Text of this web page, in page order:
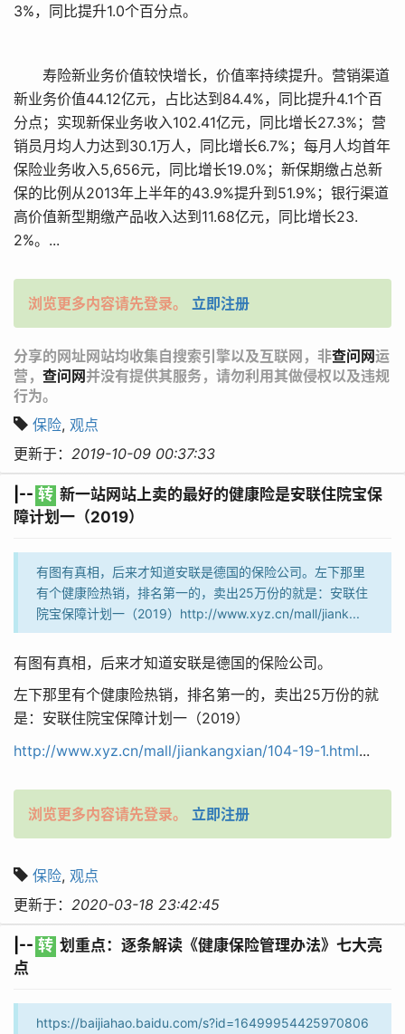
3%，同比提升1.0个百分点。
寿险新业务价值较快增长，价值率持续提升。营销渠道
新业务价值44.12亿元，占比达到84.4%，同比提升4.1个百
分点；实现新保业务收入102.41亿元，同比增长27.3%；营
销员月均人力达到30.1万人，同比增长6.7%；每月人均首年
保险业务收入5,656元，同比增长19.0%；新保期缴占总新
保的比例从2013年上半年的43.9%提升到51.9%；银行渠道
高价值新型期缴产品收入达到11.68亿元，同比增长23.
2%。...
浏览更多内容请先登录。 立即注册
分享的网址网站均收集自搜索引擎以及互联网，非查问网运
营， 查问网并没有提供其服务，请勿利用其做侵权以及违规
行为。
保险, 观点
更新于： 2019-10-09 00:37:33
|-- 转 新一站网站上卖的最好的健康险是安联住院宝保
障计划一（2019）
有图有真相，后来才知道安联是德国的保险公司。左下那里
有个健康险热销，排名第一的，卖出25万份的就是：安联住
院宝保障计划一（2019）http://www.xyz.cn/mall/jiank...
有图有真相，后来才知道安联是德国的保险公司。
左下那里有个健康险热销，排名第一的，卖出25万份的就
是：安联住院宝保障计划一（2019）
http://www.xyz.cn/mall/jiankangxian/104-19-1.html...
浏览更多内容请先登录。 立即注册
保险, 观点
更新于： 2020-03-18 23:42:45
|-- 转 划重点：逐条解读《健康保险管理办法》七大亮
点
https://baijiahao.baidu.com/s?id=16499954425970806